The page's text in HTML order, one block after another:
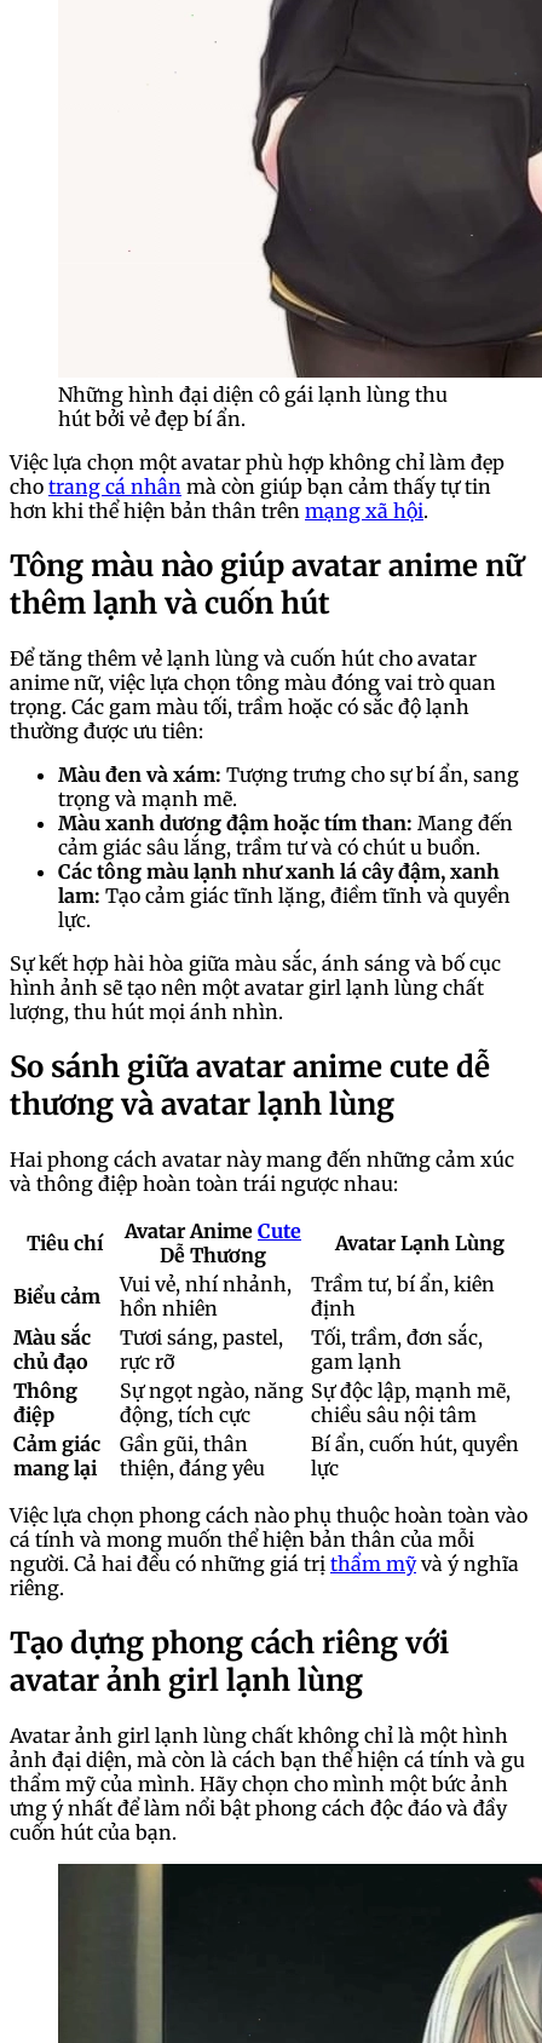
Những hình đại diện cô gái lạnh lùng thu
hút bởi vẻ đẹp bí ẩn.
Việc lựa chọn một avatar phù hợp không chỉ làm đẹp
cho trang cá nhân mà còn giúp bạn cảm thấy tự tin
hơn khi thể hiện bản thân trên mạng xã hội.
Tông màu nào giúp avatar anime nữ
thêm lạnh và cuốn hút
Để tăng thêm vẻ lạnh lùng và cuốn hút cho avatar
anime nữ, việc lựa chọn tông màu đóng vai trò quan
trọng. Các gam màu tối, trầm hoặc có sắc độ lạnh
thường được ưu tiên:
Màu đen và xám: Tượng trưng cho sự bí ẩn, sang
trọng và mạnh mẽ.
Màu xanh dương đậm hoặc tím than: Mang đến
cảm giác sâu lắng, trầm tư và có chút u buồn.
Các tông màu lạnh như xanh lá cây đậm, xanh
lam: Tạo cảm giác tĩnh lặng, điềm tĩnh và quyền
lực.
Sự kết hợp hài hòa giữa màu sắc, ánh sáng và bố cục
hình ảnh sẽ tạo nên một avatar girl lạnh lùng chất
lượng, thu hút mọi ánh nhìn.
So sánh giữa avatar anime cute dễ
thương và avatar lạnh lùng
Hai phong cách avatar này mang đến những cảm xúc
và thông điệp hoàn toàn trái ngược nhau:
Tiêu chí Avatar Anime Cute
Dễ Thương
Avatar Lạnh Lùng
Biểu cảm
Vui vẻ, nhí nhảnh,
hồn nhiên
Trầm tư, bí ẩn, kiên
định
Màu sắc
chủ đạo
Tươi sáng, pastel,
rực rỡ
Tối, trầm, đơn sắc,
gam lạnh
Thông
điệp
Sự ngọt ngào, năng
động, tích cực
Sự độc lập, mạnh mẽ,
chiều sâu nội tâm
Cảm giác
mang lại
Gần gũi, thân
thiện, đáng yêu
Bí ẩn, cuốn hút, quyền
lực
Việc lựa chọn phong cách nào phụ thuộc hoàn toàn vào
cá tính và mong muốn thể hiện bản thân của mỗi
người. Cả hai đều có những giá trị thẩm mỹvà ý nghĩa
riêng.
Tạo dựng phong cách riêng với
avatar ảnh girl lạnh lùng
Avatar ảnh girl lạnh lùng chất không chỉ là một hình
ảnh đại diện, mà còn là cách bạn thể hiện cá tính và gu
thẩm mỹ của mình. Hãy chọn cho mình một bức ảnh
ưng ý nhất để làm nổi bật phong cách độc đáo và đầy
cuốn hút của bạn.